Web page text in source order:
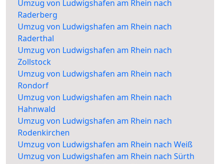
Umzug von Ludwigshafen am Rhein nach
Raderberg
Umzug von Ludwigshafen am Rhein nach
Raderthal
Umzug von Ludwigshafen am Rhein nach
Zollstock
Umzug von Ludwigshafen am Rhein nach
Rondorf
Umzug von Ludwigshafen am Rhein nach
Hahnwald
Umzug von Ludwigshafen am Rhein nach
Rodenkirchen
Umzug von Ludwigshafen am Rhein nach Weiß
Umzug von Ludwigshafen am Rhein nach Sürth